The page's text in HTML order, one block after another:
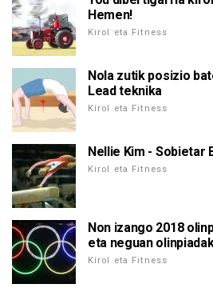
Hemen!
Kirol eta Fitness
Nola zutik posizio
Lead teknika
Kirol eta Fitness
Nellie Kim - Sobietar
Kirol eta Fitness
Non izango 2018
eta neguan
Kirol eta Fitness